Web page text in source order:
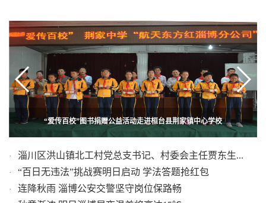
华光国瓷亮相外交部蓝厅与世界对话
“爱传百校”图书捐赠公益活动走进桓台县荆家镇中心学校
淄博打击枪爆违法犯罪战果显著 近500件非法物品集中销毁
· 淄川区洪山镇北工村党总支书记、村委会主任贾东生...
· “百日无违法”挑战赛明日启动 学法答题抢红包
· 连降秋雨 淄博公安交警坚守岗位保路畅